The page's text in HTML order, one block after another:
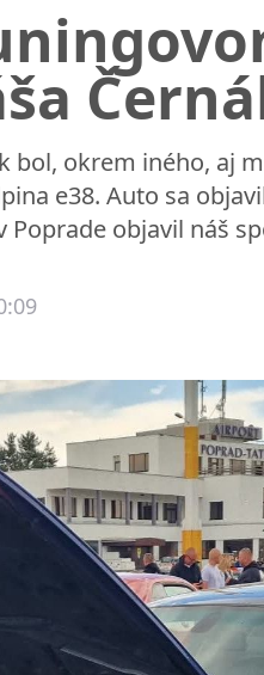
bol, okrem iného, aj
e38. Auto sa
objavil náš